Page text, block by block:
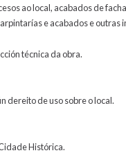
ao local, acabados de
e acabados e outras
técnica da obra.
dereito de uso sobre o local.
Histórica.